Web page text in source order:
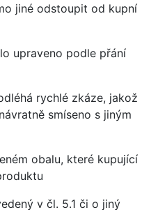
jiné odstoupit od kupní
upraveno podle přání
rychlé zkáze, jakož
smíseno s jiným
obalu, které kupující
v čl. 5.1 či o jiný